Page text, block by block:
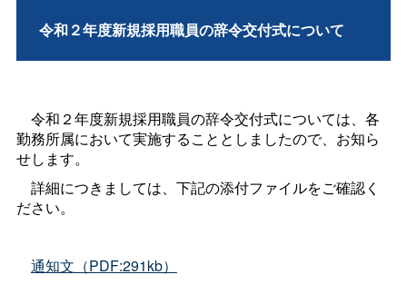
令和２年度新規採用職員の辞令交付式について
令和２年度新規採用職員の辞令交付式については、各
勤務所属において実施することとしましたので、お知ら
せします。
詳細につきましては、下記の添付ファイルをご確認く
ださい。
通知文（PDF:291kb）